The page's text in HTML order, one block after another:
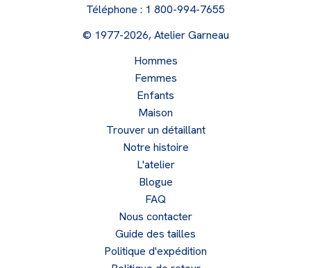
Téléphone : 1 800-994-7655
© 1977-2026, Atelier Garneau
Hommes
Femmes
Enfants
Maison
Trouver un détaillant
Notre histoire
L'atelier
Blogue
FAQ
Nous contacter
Guide des tailles
Politique d'expédition